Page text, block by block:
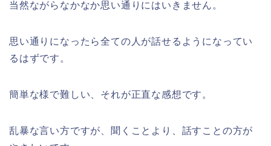
当然ながらなかなか思い通りにはいきません。
思い通りになったら全ての人が話せるようになってい
るはずです。
簡単な様で難しい、それが正直な感想です。
乱暴な言い方ですが、聞くことより、話すことの方が